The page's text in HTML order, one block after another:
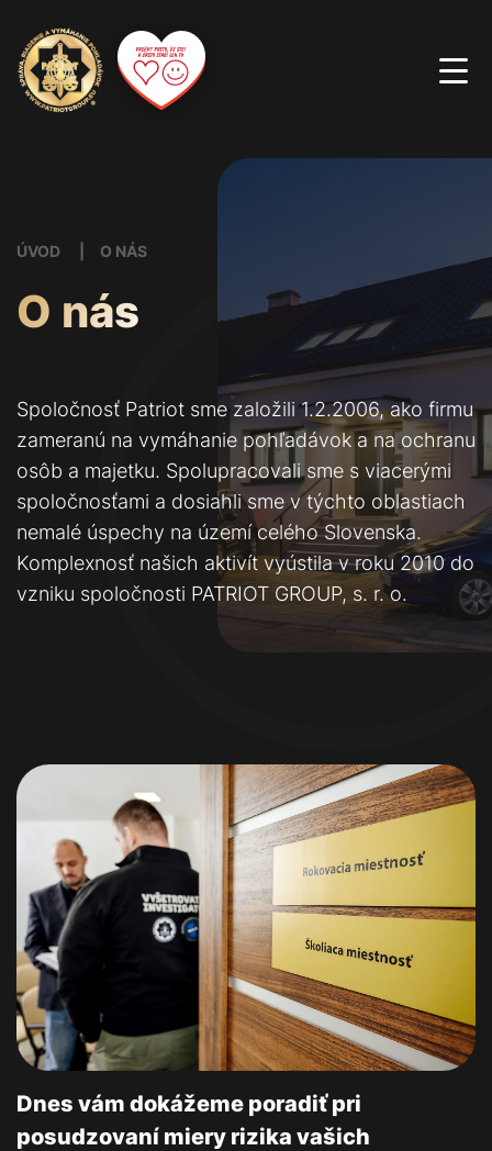
ÚVOD O NÁS
O nás
Spoločnosť Patriot sme založili 1.2.2006, ako firmu
zameranú na vymáhanie pohľadávok a na ochranu
osôb a majetku. Spolupracovali sme s viacerými
spoločnosťami a dosiahli sme v týchto oblastiach
nemalé úspechy na území celého Slovenska.
Komplexnosť našich aktivít vyústila v roku 2010 do
vzniku spoločnosti PATRIOT GROUP, s. r. o.
Dnes vám dokážeme poradiť pri
posudzovaní miery rizika vašich